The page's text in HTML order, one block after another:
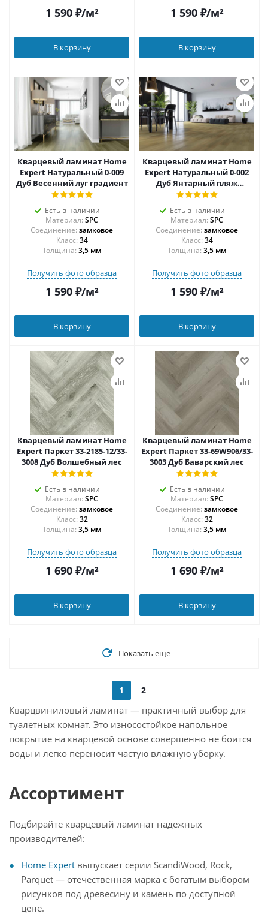
1 590₽/м²
В корзину
1 590₽/м²
В корзину
Кварцевый ламинат Home
Expert Натуральный 0-009
Дуб Весенний луг градиент
Есть в наличии
Материал: SPC
Соединение: замковое
34
Толщина: 3,5 мм
Получить фото образца
1 590₽/м²
В корзину
Кварцевый ламинат Home
Expert Натуральный 0-002
Дуб Янтарный пляж
градиент
Есть в наличии
Материал: SPC
Соединение: замковое
34
Толщина: 3,5 мм
Получить фото образца
1 590₽/м²
В корзину
Кварцевый ламинат Home
Expert Паркет 33-2185-12/33-
3008 Дуб Волшебный лес
Есть в наличии
Материал: SPC
Соединение: замковое
32
Толщина: 3,5 мм
Получить фото образца
1 690₽/м²
В корзину
Кварцевый ламинат Home
Expert Паркет 33-69W906/33-
3003 Дуб Баварский лес
Есть в наличии
Материал: SPC
Соединение: замковое
32
Толщина: 3,5 мм
Получить фото образца
1 690₽/м²
В корзину
Показать еще
1 2
Кварцвиниловый ламинат — практичный выбор для
туалетных комнат. Это износостойкое напольное
покрытие на кварцевой основе совершенно не боится
воды и легко переносит частую влажную уборку.
Ассортимент
Подбирайте кварцевый ламинат надежных
производителей:
Home Expert выпускает серии ScandiWood, Rock,
Parquet — отечественная марка с богатым выбором
рисунков под древесину и камень по доступной
цене.